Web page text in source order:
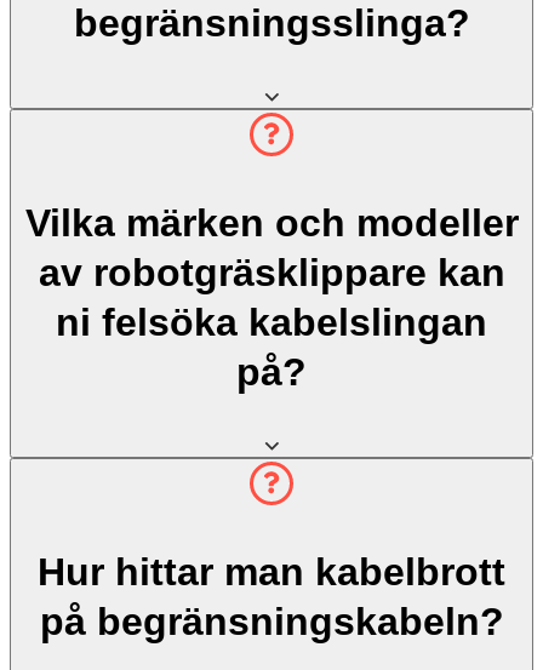
begränsningsslinga?
Vilka märken och modeller
av robotgräsklippare kan
ni felsöka kabelslingan
på?
Hur hittar man kabelbrott
på begränsningskabeln?